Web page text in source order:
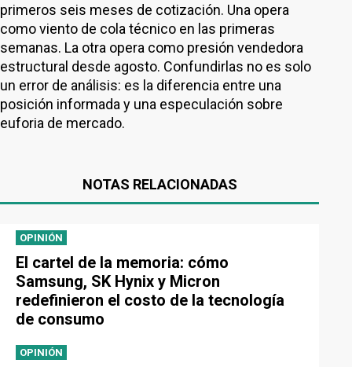
primeros seis meses de cotización. Una opera
como viento de cola técnico en las primeras
semanas. La otra opera como presión vendedora
estructural desde agosto. Confundirlas no es solo
un error de análisis: es la diferencia entre una
posición informada y una especulación sobre
euforia de mercado.
NOTAS RELACIONADAS
OPINIÓN
El cartel de la memoria: cómo
Samsung, SK Hynix y Micron
redefinieron el costo de la tecnología
de consumo
OPINIÓN